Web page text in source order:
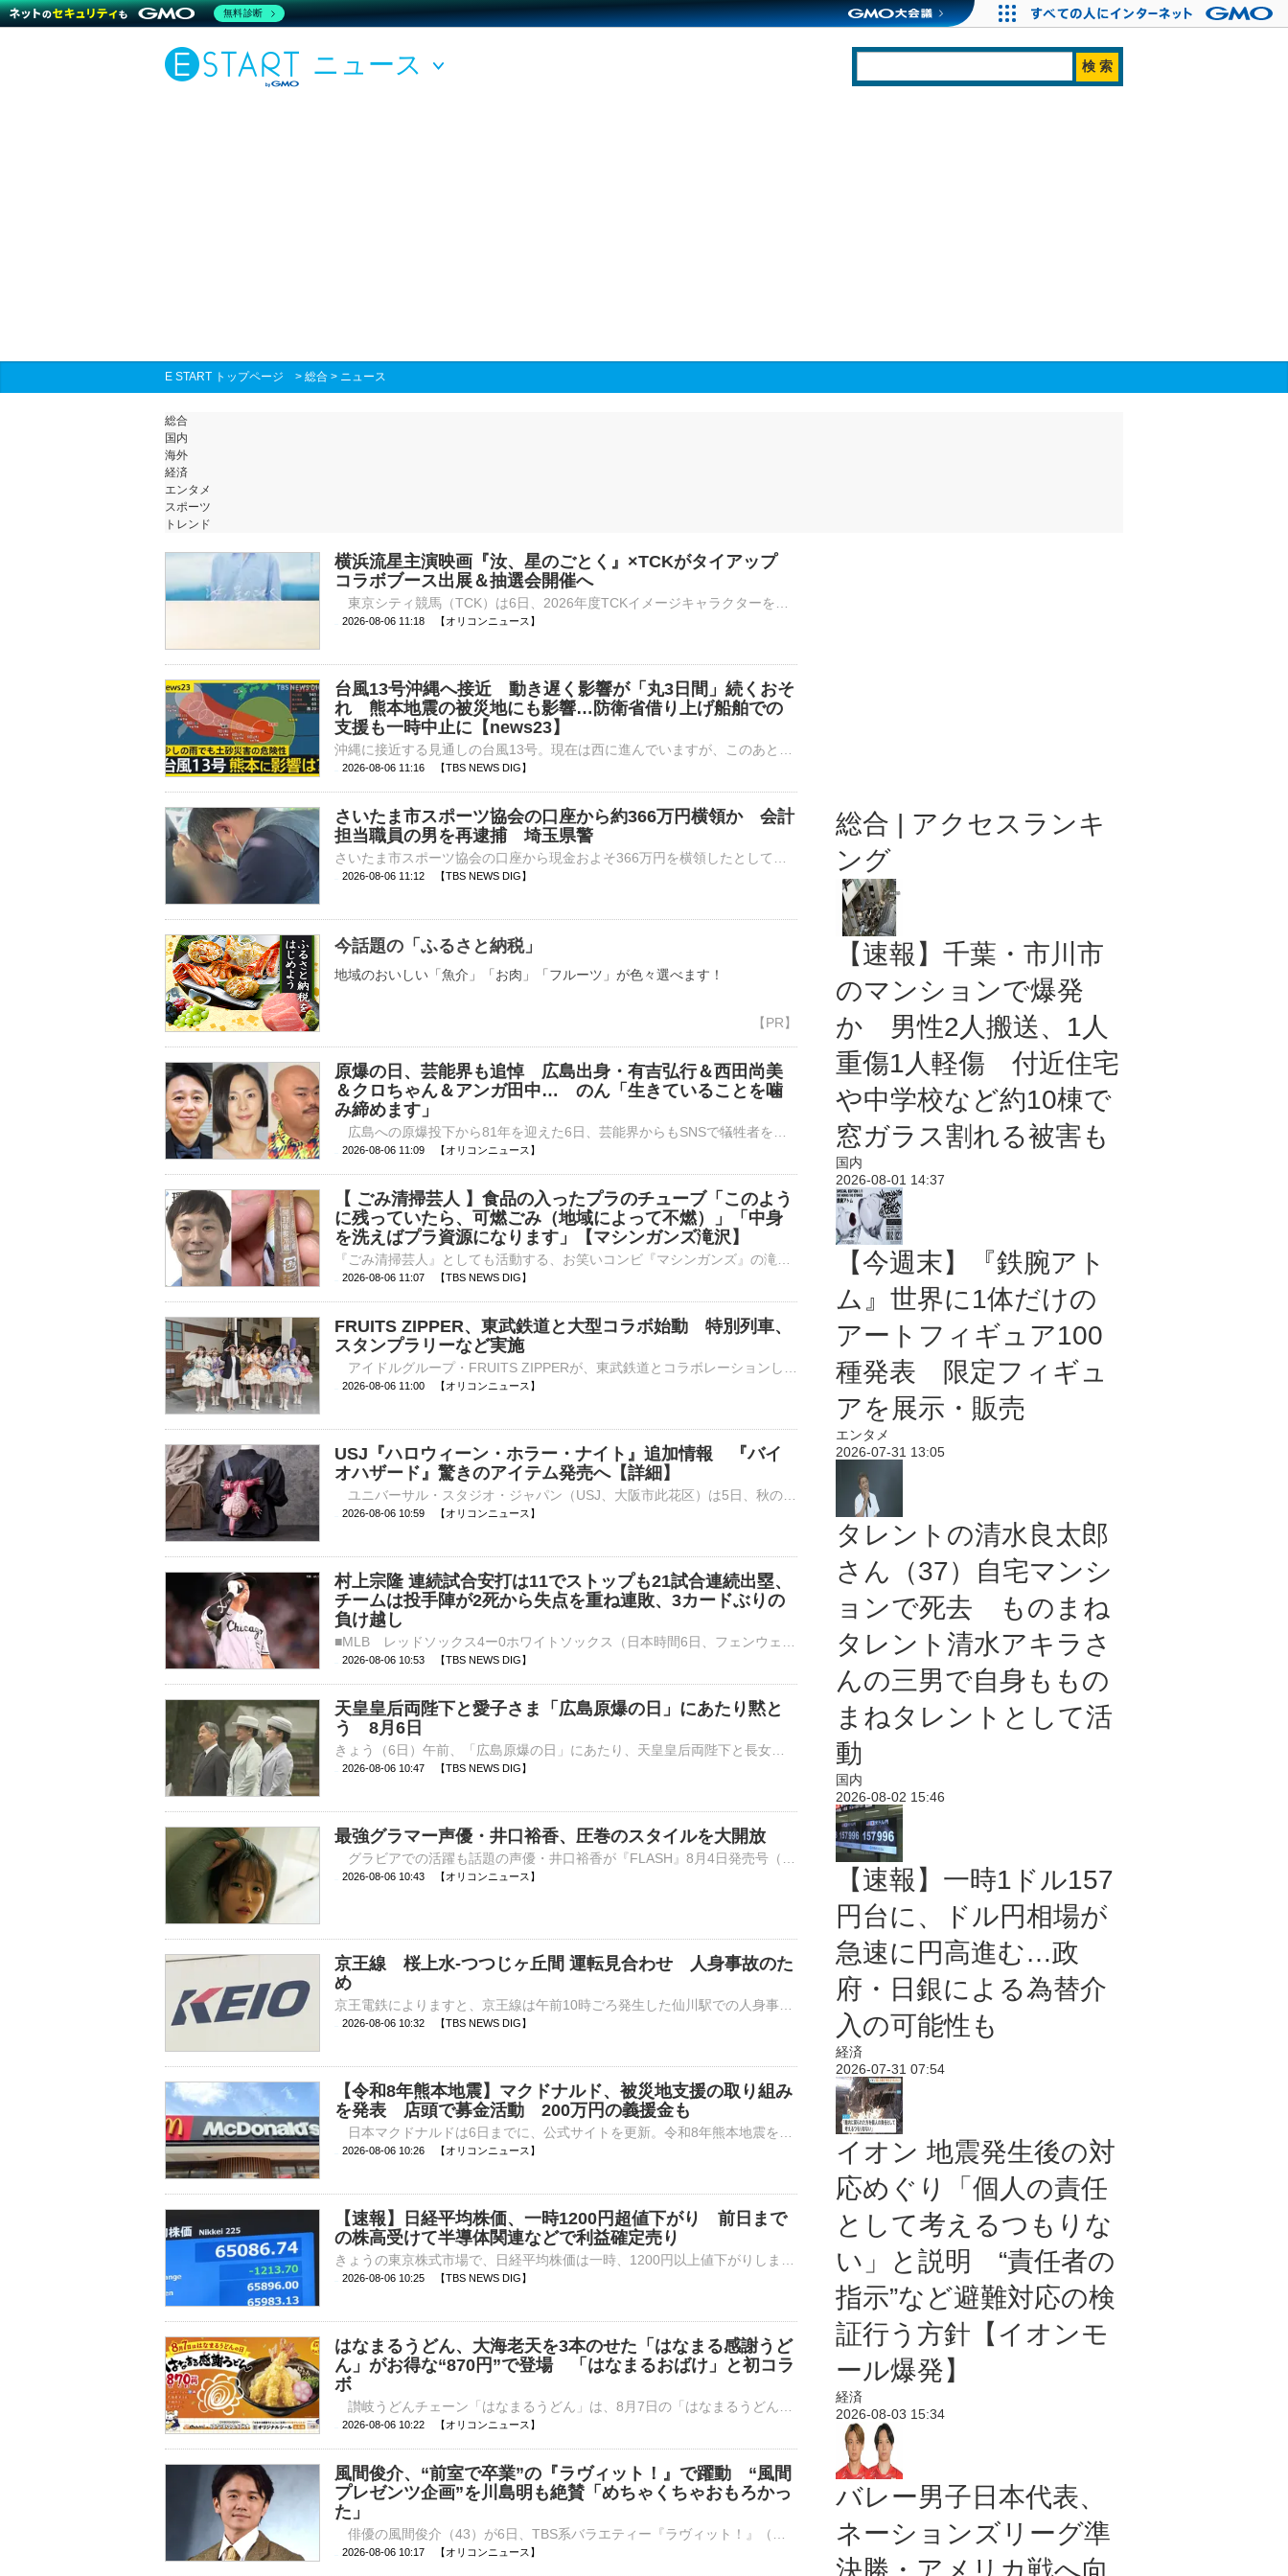
ニュース
E START トップページ > 総合 > ニュース
総合
国内
海外
経済
エンタメ
スポーツ
トレンド
横浜流星主演映画『汝、星のごとく』×TCKがタイアップ
コラボブース出展＆抽選会開催へ
2026-08-06 11:18 【オリコンニュース】
台風13号沖縄へ接近 動き遅く影響が「丸3日間」続くおそ
れ 熊本地震の被災地にも影響…防衛省借り上げ船舶での
支援も一時中止に【news23】
2026-08-06 11:16 【TBS NEWS DIG】
さいたま市スポーツ協会の口座から約366万円横領か 会計
担当職員の男を再逮捕 埼玉県警
2026-08-06 11:12 【TBS NEWS DIG】
今話題の「ふるさと納税」
地域のおいしい「魚介」「お肉」「フルーツ」が色々選べます！
原爆の日、芸能界も追悼 広島出身・有吉弘行＆西田尚美
＆クロちゃん＆アンガ田中… のん「生きていることを噛
み締めます」
2026-08-06 11:09 【オリコンニュース】
【 ごみ清掃芸人 】食品の入ったプラのチューブ「このよう
に残っていたら、可燃ごみ（地域によって不燃）」「中身
を洗えばプラ資源になります」【マシンガンズ滝沢】
2026-08-06 11:07 【TBS NEWS DIG】
FRUITS ZIPPER、東武鉄道と大型コラボ始動 特別列車、
スタンプラリーなど実施
2026-08-06 11:00 【オリコンニュース】
USJ『ハロウィーン・ホラー・ナイト』追加情報 『バイ
オハザード』驚きのアイテム発売へ【詳細】
2026-08-06 10:59 【オリコンニュース】
村上宗隆 連続試合安打は11でストップも21試合連続出塁、
チームは投手陣が2死から失点を重ね連敗、3カードぶりの
負け越し
2026-08-06 10:53 【TBS NEWS DIG】
天皇皇后両陛下と愛子さま「広島原爆の日」にあたり黙と
う 8月6日
2026-08-06 10:47 【TBS NEWS DIG】
最強グラマー声優・井口裕香、圧巻のスタイルを大開放
2026-08-06 10:43 【オリコンニュース】
京王線 桜上水-つつじヶ丘間 運転見合わせ 人身事故のた
め
2026-08-06 10:32 【TBS NEWS DIG】
【令和8年熊本地震】マクドナルド、被災地支援の取り組み
を発表 店頭で募金活動 200万円の義援金も
2026-08-06 10:26 【オリコンニュース】
【速報】日経平均株価、一時1200円超値下がり 前日まで
の株高受けて半導体関連などで利益確定売り
2026-08-06 10:25 【TBS NEWS DIG】
はなまるうどん、大海老天を3本のせた「はなまる感謝うど
ん」がお得な“870円”で登場 「はなまるおばけ」と初コラ
ボ
2026-08-06 10:22 【オリコンニュース】
風間俊介、“前室で卒業”の『ラヴィット！』で躍動 “風間
プレゼンツ企画”を川島明も絶賛「めちゃくちゃおもろかっ
た」
2026-08-06 10:17 【オリコンニュース】
総合 | アクセスランキ
ング
【速報】千葉・市川市
のマンションで爆発
か 男性2人搬送、1人
重傷1人軽傷 付近住宅
や中学校など約10棟で
窓ガラス割れる被害も
国内
2026-08-01 14:37
【今週末】『鉄腕アト
ム』世界に1体だけの
アートフィギュア100
種発表 限定フィギュ
アを展示・販売
エンタメ
2026-07-31 13:05
タレントの清水良太郎
さん（37）自宅マンシ
ョンで死去 ものまね
タレント清水アキラさ
んの三男で自身ももの
まねタレントとして活
動
国内
2026-08-02 15:46
【速報】一時1ドル157
円台に、ドル円相場が
急速に円高進む…政
府・日銀による為替介
入の可能性も
経済
2026-07-31 07:54
イオン 地震発生後の対
応めぐり「個人の責任
として考えるつもりな
い」と説明 “責任者の
指示”など避難対応の検
証行う方針【イオンモ
ール爆発】
経済
2026-08-03 15:34
バレー男子日本代表、
ネーションズリーグ準
決勝・アメリカ戦へ向
無料診断